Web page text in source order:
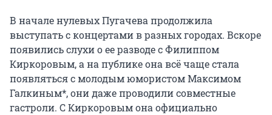
В начале нулевых Пугачева продолжила
выступать с концертами в разных городах. Вскоре
появились слухи о ее разводе с Филиппом
Киркоровым, а на публике она всё чаще стала
появляться с молодым юмористом Максимом
Галкиным*, они даже проводили совместные
гастроли. С Киркоровым она официально